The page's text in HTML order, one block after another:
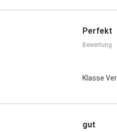
Perfekt
Bewertung
Klasse
gut